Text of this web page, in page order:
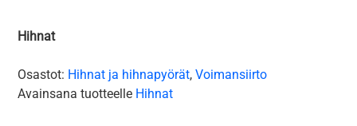
Hihnat
Osastot: Hihnat ja hihnapyörät,Voimansiirto
Avainsana tuotteelle Hihnat